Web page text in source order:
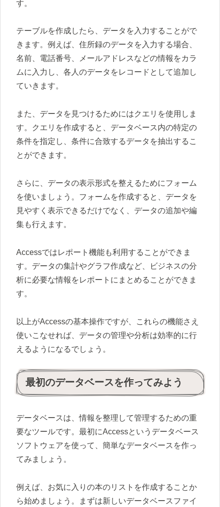
す。
テーブルを作成したら、データを入力することがで
きます。例えば、住所録のデータを入力する場合、
名前、電話番号、メールアドレスなどの情報をカラ
ムに入力し、各人のデータをレコードとして追加し
ていきます。
また、データを見つけるためにはクエリを使用しま
す。クエリを作成すると、データベース内の特定の
条件を指定し、条件に合致するデータを抽出するこ
とができます。
さらに、データの表示形式を整えるためにフォーム
を使いましょう。フォームを作成すると、データを
見やすく表示できるだけでなく、データの追加や編
集も行えます。
Accessではレポート機能も利用することができま
す。データの集計やグラフ作成など、ビジネスの分
析に必要な情報をレポートにまとめることができま
す。
以上がAccessの基本操作ですが、これらの機能さえ
使いこなせれば、データの管理や分析は効率的に行
えるようになるでしょう。
最初のデータベースを作ってみよう
データベースは、情報を整理して管理するための重
要なツールです。最初にAccessというデータベース
ソフトウェアを使って、簡単なデータベースを作っ
てみましょう。
例えば、お気に入りの本のリストを作成することか
ら始めましょう。まずは新しいデータベースファイ